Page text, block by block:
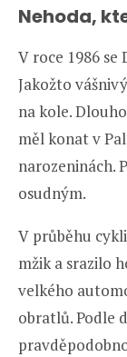
Nehoda,
V roce 1986
Jakožto
na kole.
měl konat v
narozeninách.
osudným.
V průběhu
mžik a srazilo
velkého
obratlů. Podle